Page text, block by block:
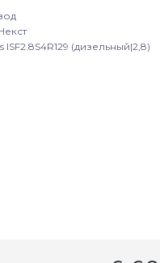
ISF2.8S4R129 (дизельный|2,8)